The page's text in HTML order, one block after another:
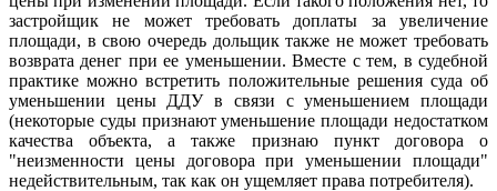
застройщик не может требовать доплаты за увеличение
площади, в свою очередь дольщик также не может требовать
возврата денег при ее уменьшении. Вместе с тем, в судебной
практике можно встретить положительные решения суда об
уменьшении цены ДДУ в связи с уменьшением площади
(некоторые суды признают уменьшение площади недостатком
качества объекта, а также признаю пункт договора о
"неизменности цены договора при уменьшении площади"
недействительным, так как он ущемляет права потребителя).